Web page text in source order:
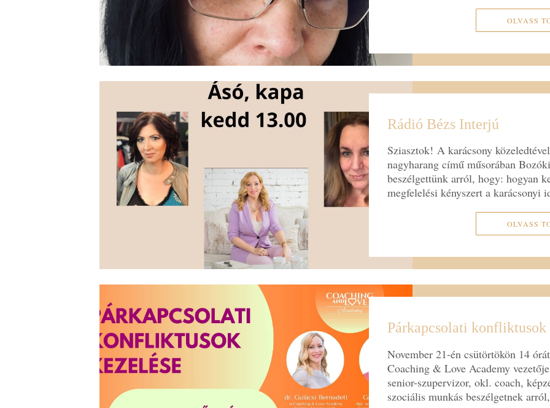
OLVASS
Rádió Bézs Interjú
Sziasztok! A karácsony
nagyharang című műsorában
beszélgettünk arról, hogy: hogyan
megfelelési kényszert a
OLVASS
Párkapcsolati konfliktusok
November 21-én csütörtökön 14
Coaching & Love Academy
senior-szupervizor, okl. coach,
szociális munkás beszélgetnek